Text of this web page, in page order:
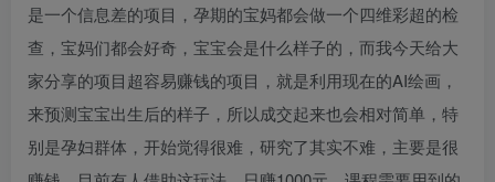
是一个信息差的项目，孕期的宝妈都会做一个四维彩超的检
查，宝妈们都会好奇，宝宝会是什么样子的，而我今天给大
家分享的项目超容易赚钱的项目，就是利用现在的AI绘画，
来预测宝宝出生后的样子，所以成交起来也会相对简单，特
别是孕妇群体，开始觉得很难，研究了其实不难，主要是很